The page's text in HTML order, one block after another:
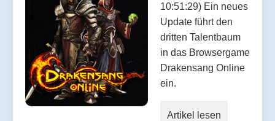
10:51:29) Ein neues
Update führt den
dritten Talentbaum
in das Browsergame
Drakensang Online
ein.
Artikel lesen